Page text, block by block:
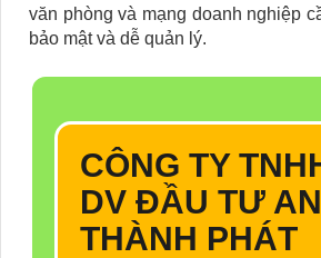
văn phòng và mạng doanh nghiệp
bảo mật và dễ quản lý.
CÔNG TY
DV ĐẦU TƯ AN
THÀNH PHÁT